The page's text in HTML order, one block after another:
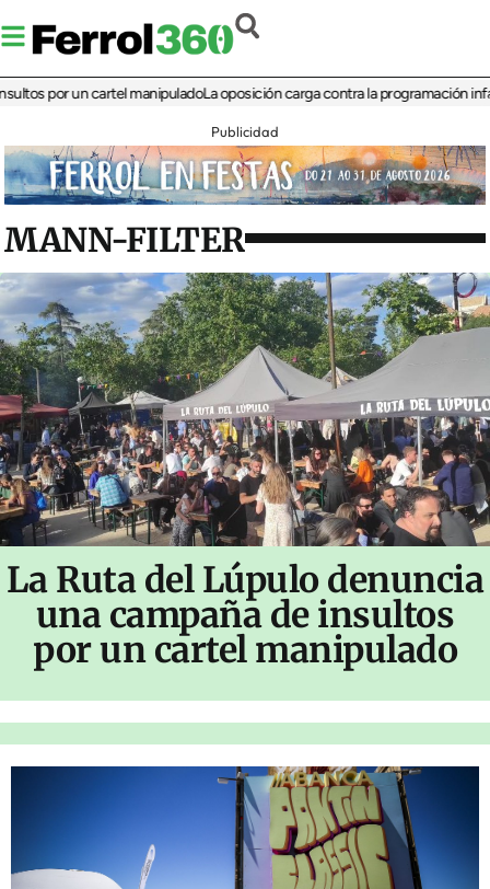
por un cartel manipuladoLa oposición carga contra la programación infantil
Publicidad
MANN-FILTER
La Ruta del Lúpulo denuncia
una campaña de insultos
por un cartel manipulado